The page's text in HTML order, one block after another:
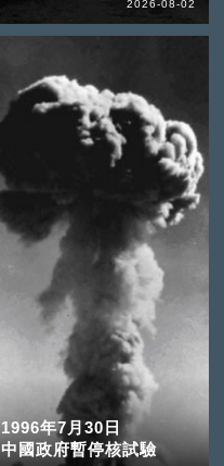
2026-08-02
1996年7月30日
中國政府暫停核試驗